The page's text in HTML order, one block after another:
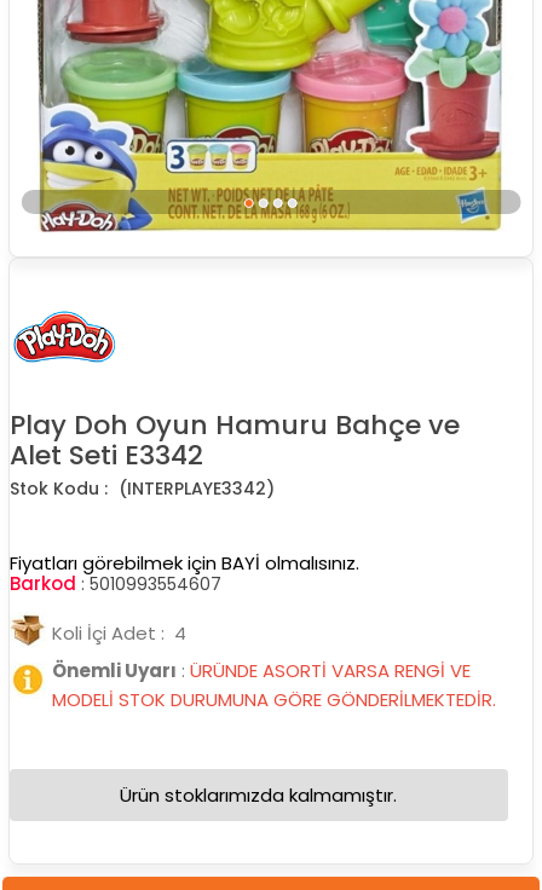
Play Doh Oyun Hamuru Bahçe ve
Alet Seti E3342
(INTERPLAYE3342)
Fiyatları görebilmek için BAYİ olmalısınız.
Barkod : 5010993554607
Koli İçi Adet : 4
Önemli Uyarı : ÜRÜNDE ASORTİ VARSA RENGİ VE
MODELİ STOK DURUMUNA GÖRE GÖNDERİLMEKTEDİR.
Ürün stoklarımızda kalmamıştır.